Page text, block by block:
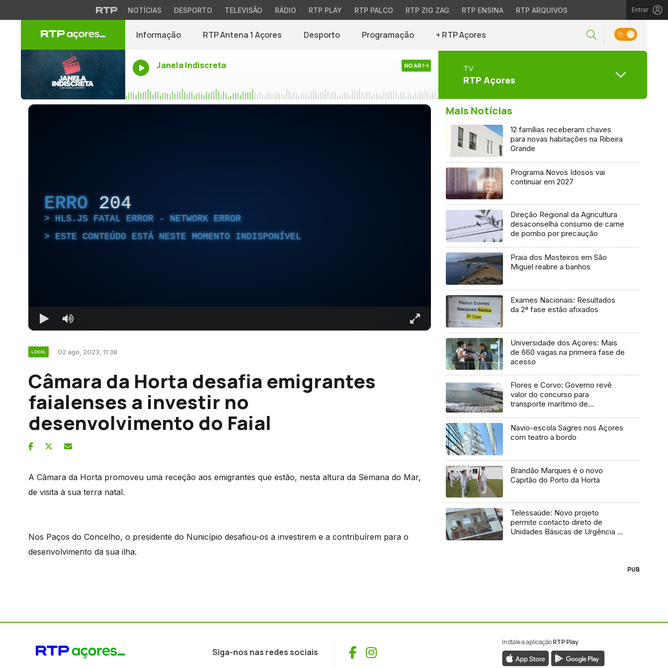
NOTÍCIAS DESPORTO TELEVISÃO RÁDIO RTP PLAY RTP PALCO RTP ZIG ZAG RTP ENSINA RTP ARQUIVOS Entrar
Informação RTP Antena 1 Açores Desporto Programação + RTP Açores
Janela Indiscreta NO AR TV
RTP Açores
ERRO 204
HLS.JS FATAL ERROR - NETWORK ERROR
ESTE CONTEÚDO ESTÁ NESTE MOMENTO INDISPONÍVEL
LOCAL 02 ago, 2023, 11:38
Câmara da Horta desafia emigrantes
faialenses a investir no
desenvolvimento do Faial
A Câmara da Horta promoveu uma receção aos emigrantes que estão, nesta altura da Semana do Mar,
de visita à sua terra natal.
Nos Paços do Concelho, o presidente do Nunicípio desafiou-os a investirem e a contribuírem para o
desenvolvimento da sua ilha.
Mais Notícias
12 famílias receberam chaves
para novas habitações na Ribeira
Grande
Programa Novos Idosos vai
continuar em 2027
Direção Regional da Agricultura
desaconselha consumo de carne
de pombo por precaução
Praia dos Mosteiros em São
Miguel reabre a banhos
Exames Nacionais: Resultados
da 2ª fase estão afixados
Universidade dos Açores: Mais
de 660 vagas na primeira fase de
acesso
Flores e Corvo: Governo revê
valor do concurso para
transporte marítimo de
Navio-escola Sagres nos Açores
com teatro a bordo
Brandão Marques é o novo
Capitão do Porto da Horta
Telessaúde: Novo projeto
permite contacto direto de
Unidades Básicas de Urgência e
PUB
Siga-nos nas redes sociais Facebook
Instagram
Instale a aplicaçãoRTP Play